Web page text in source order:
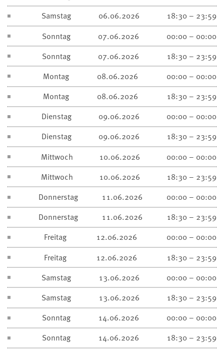
Samstag
06.06.2026
18:30 – 23:59
Sonntag
07.06.2026
00:00 – 00:00
Sonntag
07.06.2026
18:30 – 23:59
Montag
08.06.2026
00:00 – 00:00
Montag
08.06.2026
18:30 – 23:59
Dienstag
09.06.2026
00:00 – 00:00
Dienstag
09.06.2026
18:30 – 23:59
Mittwoch
10.06.2026
00:00 – 00:00
Mittwoch
10.06.2026
18:30 – 23:59
Donnerstag
11.06.2026
00:00 – 00:00
Donnerstag
11.06.2026
18:30 – 23:59
Freitag
12.06.2026
00:00 – 00:00
Freitag
12.06.2026
18:30 – 23:59
Samstag
13.06.2026
00:00 – 00:00
Samstag
13.06.2026
18:30 – 23:59
Sonntag
14.06.2026
00:00 – 00:00
Sonntag
14.06.2026
18:30 – 23:59